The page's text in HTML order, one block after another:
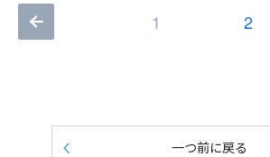
1 2
一つ前に戻る